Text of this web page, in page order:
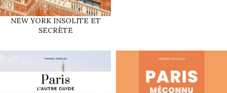
NEW YORK INSOLITE ET
SECRÈTE